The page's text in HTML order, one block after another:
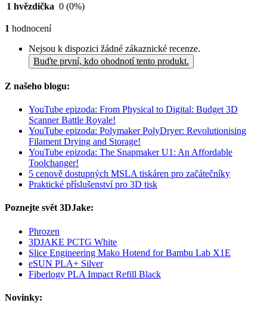
1 hvězdička 0 (0%)
1 hodnocení
Nejsou k dispozici žádné zákaznické recenze.
Buďte první, kdo ohodnotí tento produkt.
Z našeho blogu:
YouTube epizoda: From Physical to Digital: Budget 3D
Scanner Battle Royale!
YouTube epizoda: Polymaker PolyDryer: Revolutionising
Filament Drying and Storage!
YouTube epizoda: The Snapmaker U1: An Affordable
Toolchanger!
5 cenově dostupných MSLA tiskáren pro začátečníky
Praktické příslušenství pro 3D tisk
Poznejte svět 3DJake:
Phrozen
3DJAKE PCTG White
Slice Engineering Mako Hotend for Bambu Lab X1E
eSUN PLA+ Silver
Fiberlogy PLA Impact Refill Black
Novinky: